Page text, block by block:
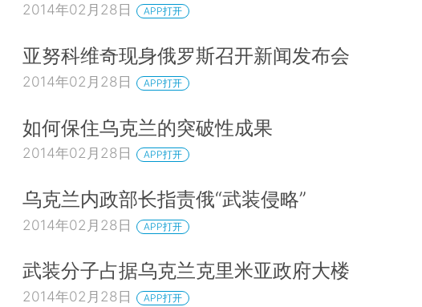
2014年02月28日 APP打开
亚努科维奇现身俄罗斯召开新闻发布会
2014年02月28日 APP打开
如何保住乌克兰的突破性成果
2014年02月28日 APP打开
乌克兰内政部长指责俄“武装侵略”
2014年02月28日 APP打开
武装分子占据乌克兰克里米亚政府大楼
2014年02月28日 APP打开